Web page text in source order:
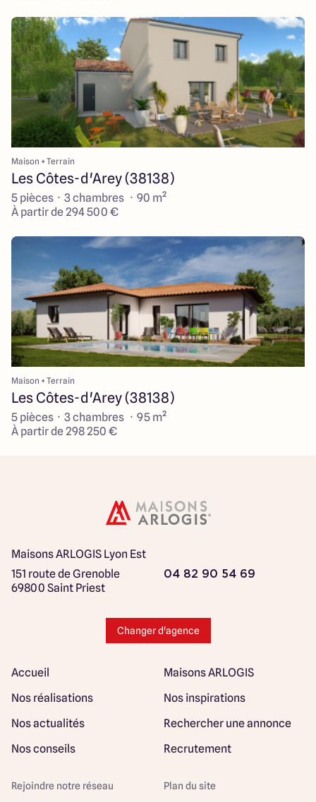
Maison + Terrain
Les Côtes-d'Arey (38138)
5 pièces · 3 chambres · 90 m²
À partir de 294 500 €
Maison + Terrain
Les Côtes-d'Arey (38138)
5 pièces · 3 chambres · 95 m²
À partir de 298 250 €
Maisons ARLOGIS Lyon Est
151 route de Grenoble
69800 Saint Priest
04 82 90 54 69
Changer d'agence
Accueil
Maisons ARLOGIS
Nos réalisations
Nos inspirations
Nos actualités
Rechercher une annonce
Nos conseils
Recrutement
Rejoindre notre réseau Plan du site